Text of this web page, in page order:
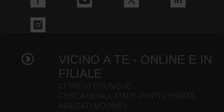
VICINO A TE - ONLINE E IN
FILIALE